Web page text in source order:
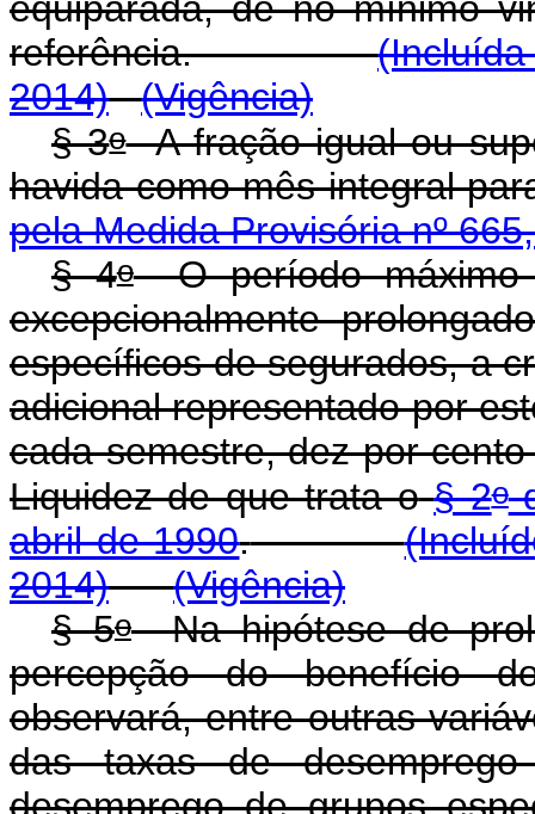
equiparada, de no mínimo
referência.
2014)
(Vigência)
§ 3oA fração igual ou
havida como mês integral
pela Medida Provisória nº
§ 4oO período
excepcionalmente
específicos de segurados, a
adicional representado por
cada semestre, dez por
Liquidez de que trata o § 2o
abril de 1990.
2014)
(Vigência)
§ 5oNa hipótese de
percepção do benefício
observará, entre outras
das taxas de